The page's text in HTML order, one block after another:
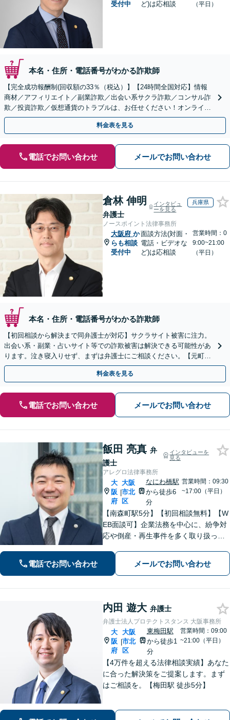
受付中
ど)は応相談
（平日）
本名・住所・電話番号がわかる詐欺師
【完全成功報酬制(回収額の33％（税込）】【24時間全国対応】情報
商材／アフィリエイト／副業詐欺／出会い系サクラ詐欺／コンサル詐
欺／投資詐欺／仮想通貨のトラブルは、お任せください！オンライン
のみで解決も可能！
料金表を見る
電話でお問い合わせ メールでお問い合わせ
倉林 伸明
弁護士
インタビュ
ーを見る
兵庫県
ノースポイント法律事務所
大阪府 か
らも相談
受付中
面談方法(対面・
電話・ビデオな
ど)は応相談
営業時間：0
9:00~21:00
（平日）
本名・住所・電話番号がわかる詐欺師
【初回相談から解決まで同弁護士が対応】サクラサイト被害に注力。
出会い系・副業・占いサイト等での詐欺被害は解決できる可能性があ
ります。泣き寝入りせず、まずは弁護士にご相談ください。【元町駅
1分・土日夜間の相談歓迎】
料金表を見る
電話でお問い合わせ メールでお問い合わせ
飯田 亮真 弁
護士
インタビューを
見る
アレグロ法律事務所
大
阪
府
|
大阪
市北
区
なにわ橋駅
から徒歩6
分
営業時間：09:30
~17:00（平日）
【南森町駅5分】【初回相談無料】【W
EB面談可】企業法務を中心に、紛争対
応や倒産・再生事件を多く取り扱って
事件にも対応しています。親身に寄り
添って解決を目指しますので、お困り
電話でお問い合わせ メールでお問い合わせ
内田 遊大 弁護士
弁護士法人プロテクトスタンス 大阪事務所
大
阪
府
|
大阪
市北
区
東梅田駅
から徒歩1
分
営業時間：09:00
~21:00（平日）
【4万件を超える法律相談実績】あなた
に合った解決策をご提案します。まず
はご相談を。【梅田駅 徒歩5分】